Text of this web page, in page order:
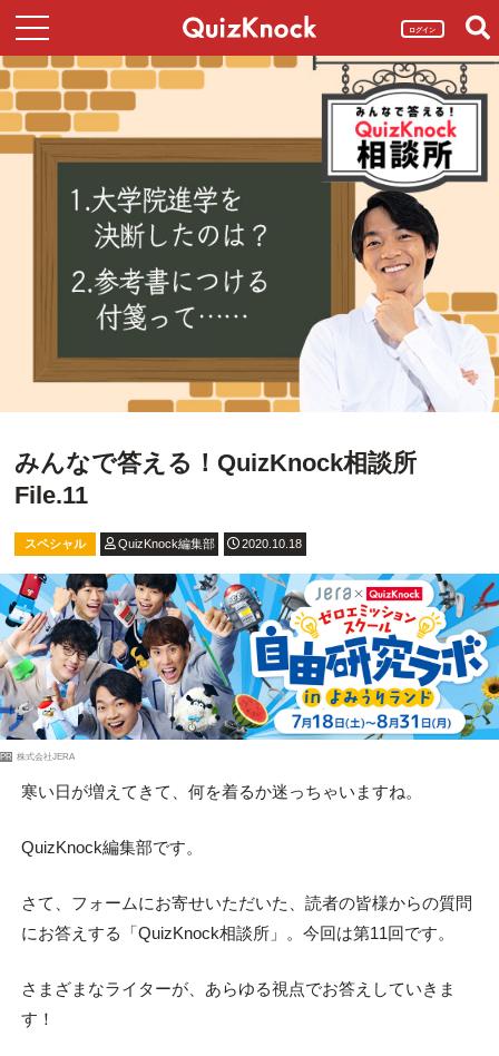
ログイン
みんなで答える！QuizKnock相談所
File.11
スペシャル QuizKnock編集部 2020.10.18
PR 株式会社JERA
寒い日が増えてきて、何を着るか迷っちゃいますね。
QuizKnock編集部です。
さて、フォームにお寄せいただいた、読者の皆様からの質問
にお答えする「QuizKnock相談所」。今回は第11回です。
さまざまなライターが、あらゆる視点でお答えしていきま
す！